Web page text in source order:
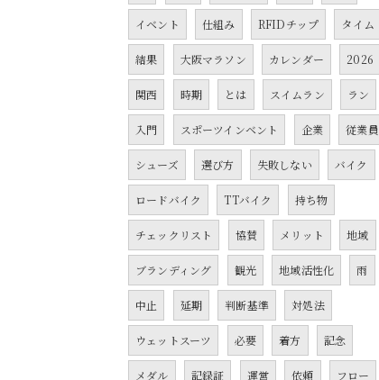
イベント 仕組み RFIDチップ タイム
結果 大阪マラソン カレンダー 2026
関西 時期 とは スイムラン ラン
入門 スポーツインベント 企業 従業員
シューズ 選び方 失敗しない バイク
ロードバイク TTバイク 持ち物
チェックリスト 協賛 メリット 地域
ブランディング 観光 地域活性化 雨
中止 延期 判断基準 対処法
ウェットスーツ 必要 着方 記念
メダル 記録証 運営 依頼 フロー